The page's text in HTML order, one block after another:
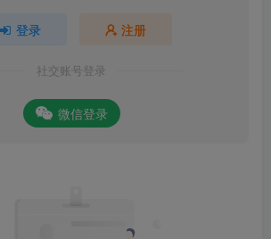
登录 注册
社交账号登录
微信登录